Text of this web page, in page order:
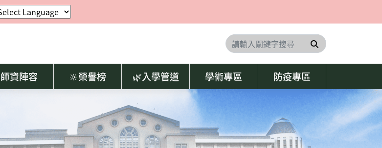
搜尋
師資陣容 🔆榮譽榜 🌿入學管道 學術專區 防疫專區